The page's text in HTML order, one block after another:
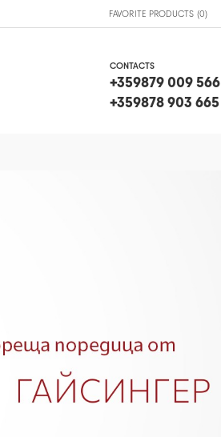
FAVORITE PRODUCTS (0)
CONTACTS
+359879 009 566
+359878 903 665